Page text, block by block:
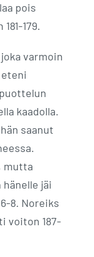
pois
179.
varmoin
kaadolla.
saanut
mutta
jäi
8. Noreiks
voiton 187-